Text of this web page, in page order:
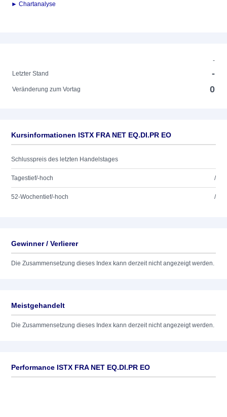
► Chartanalyse
-
Letzter Stand
-
Veränderung zum Vortag 0
Kursinformationen ISTX FRA NET EQ.DI.PR EO
Schlusspreis des letzten Handelstages
Tagestief/-hoch /
52-Wochentief/-hoch /
Gewinner / Verlierer
Die Zusammensetzung dieses Index kann derzeit nicht angezeigt werden.
Meistgehandelt
Die Zusammensetzung dieses Index kann derzeit nicht angezeigt werden.
Performance ISTX FRA NET EQ.DI.PR EO